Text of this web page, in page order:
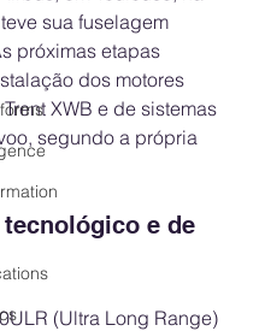
sua fuselagem
próximas etapas
dos motores
XWB e de sistemas
segundo a própria
e de
(Ultra Long Range)